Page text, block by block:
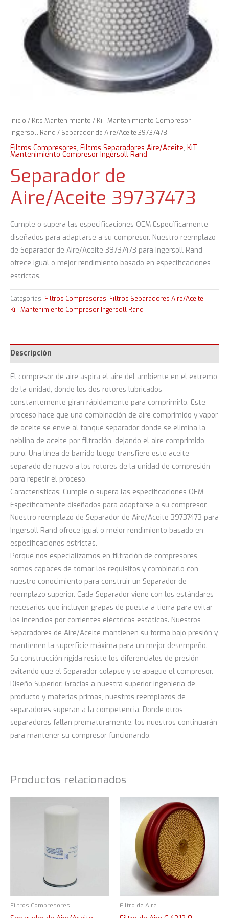
Inicio / Kits Mantenimiento / KiT Mantenimiento Compresor
Ingersoll Rand / Separador de Aire/Aceite 39737473
Filtros Compresores, Filtros Separadores Aire/Aceite, KiT
Mantenimiento Compresor Ingersoll Rand
Separador de
Aire/Aceite 39737473
Cumple o supera las especificaciones OEM Específicamente
diseñados para adaptarse a su compresor. Nuestro reemplazo
de Separador de Aire/Aceite 39737473 para Ingersoll Rand
ofrece igual o mejor rendimiento basado en especificaciones
estrictas.
Categorías: Filtros Compresores, Filtros Separadores Aire/Aceite,
KiT Mantenimiento Compresor Ingersoll Rand
Descripción
El compresor de aire aspira el aire del ambiente en el extremo
de la unidad, donde los dos rotores lubricados
constantemente giran rápidamente para comprimirlo. Este
proceso hace que una combinación de aire comprimido y vapor
de aceite se envíe al tanque separador donde se elimina la
neblina de aceite por filtración, dejando el aire comprimido
puro. Una línea de barrido luego transfiere este aceite
separado de nuevo a los rotores de la unidad de compresión
para repetir el proceso.
Características: Cumple o supera las especificaciones OEM
Específicamente diseñados para adaptarse a su compresor.
Nuestro reemplazo de Separador de Aire/Aceite 39737473 para
Ingersoll Rand ofrece igual o mejor rendimiento basado en
especificaciones estrictas.
Porque nos especializamos en filtración de compresores,
somos capaces de tomar los requisitos y combinarlo con
nuestro conocimiento para construir un Separador de
reemplazo superior. Cada Separador viene con los estándares
necesarios que incluyen grapas de puesta a tierra para evitar
los incendios por corrientes eléctricas estáticas. Nuestros
Separadores de Aire/Aceite mantienen su forma bajo presión y
mantienen la superficie máxima para un mejor desempeño.
Su construcción rígida resiste los diferenciales de presión
evitando que el Separador colapse y se apague el compresor.
Diseño Superior: Gracias a nuestra superior ingeniería de
producto y materias primas, nuestros reemplazos de
separadores superan a la competencia. Donde otros
separadores fallan prematuramente, los nuestros continuarán
para mantener su compresor funcionando.
Productos relacionados
Filtros Compresores Filtro de Aire